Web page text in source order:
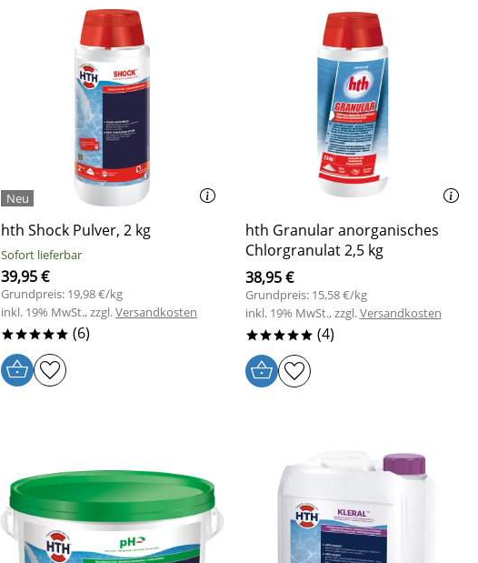
hth Shock Pulver, 2 kg
Sofort lieferbar
39,95 €
Grundpreis: 19,98 €/kg
inkl. 19% MwSt., zzgl.Versandkosten
***** (6)
hth Granular anorganisches
Chlorgranulat 2,5 kg
38,95 €
Grundpreis: 15,58 €/kg
inkl. 19% MwSt., zzgl.Versandkosten
***** (4)